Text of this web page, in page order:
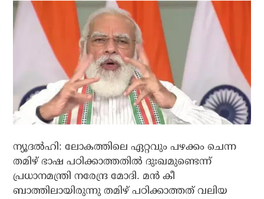
ന്യൂദല്‍ഹി: ലോകത്തിലെ ഏറ്റവും പഴക്കം ചെന്ന
തമിഴ് ഭാഷ പഠിക്കാത്തതില്‍ ദുഃഖമുണ്ടെന്ന്
പ്രധാനമന്ത്രി നരേന്ദ്ര മോദി. മന്‍ കീ
ബാത്തിലായിരുന്നു തമിഴ് പഠിക്കാത്തത് വലിയ